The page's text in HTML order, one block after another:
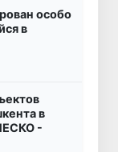
особо
в
в
-